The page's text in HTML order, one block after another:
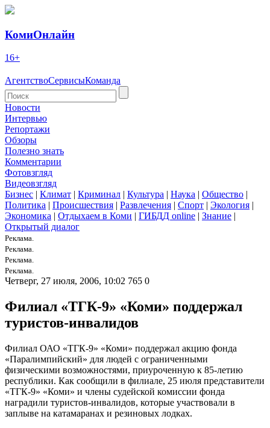
КомиОнлайн
16+
АгентствоСервисыКоманда
Новости
Интервью
Репортажи
Обзоры
Полезно знать
Комментарии
Фотовзгляд
Видеовзгляд
Бизнес | Климат | Криминал | Культура | Наука | Общество |
Политика | Происшествия | Развлечения | Спорт | Экология |
Экономика | Отдыхаем в Коми | ГИБДД online | Знание |
Открытый диалог
Реклама.
Реклама.
Реклама.
Реклама.
Четверг, 27 июля, 2006, 10:02 765 0
Филиал «ТГК-9» «Коми» поддержал
туристов-инвалидов
Филиал ОАО «ТГК-9» «Коми» поддержал акцию фонда
«Паралимпийский» для людей с ограниченными
физическими возможностями, приуроченную к 85-летию
республики. Как сообщили в филиале, 25 июля представители
«ТГК-9» «Коми» и члены судейской комиссии фонда
наградили туристов-инвалидов, которые участвовали в
заплыве на катамаранах и резиновых лодках.